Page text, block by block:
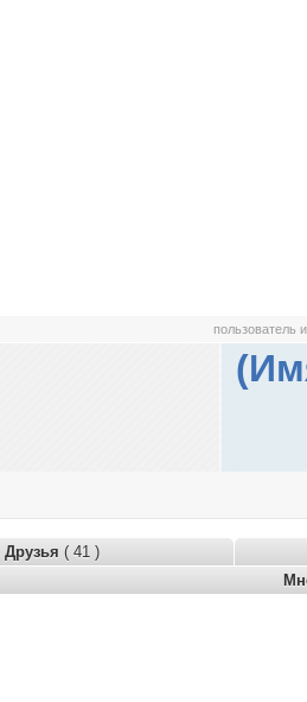
пользователь
Друзья ( 41 )